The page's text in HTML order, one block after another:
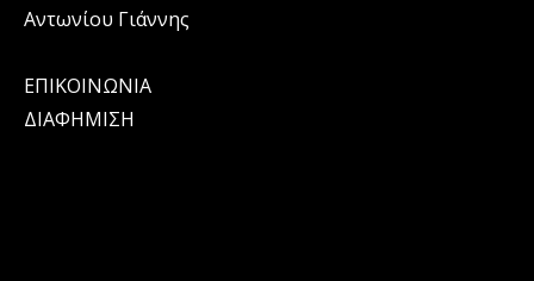
Αντωνίου Γιάννης
ΕΠΙΚΟΙΝΩΝΙΑ
ΔΙΑΦΗΜΙΣΗ